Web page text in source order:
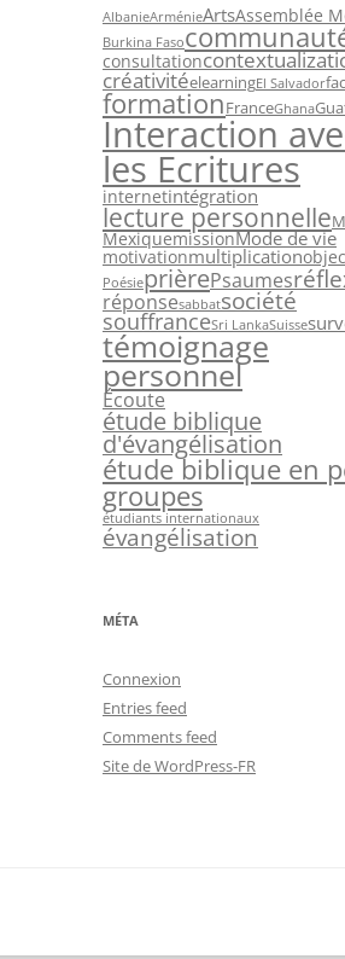
AlbanieArménieArtsAssemblée
Burkina Faso
consultation
créativitéelearningEl Salvador
formationFranceGhana
Interaction
les Ecritures
internetintégration
lecture personnelle
MexiquemissionMode de vie
motivationmultiplication
PoésieprièrePsaumes
réponsesabbatsociété
souffranceSri LankaSuisse
témoignage
personnel
Écoute
étude biblique
d'évangélisation
étude biblique en
groupes
étudiants internationaux
évangélisation
MÉTA
Connexion
Entries feed
Comments feed
Site de WordPress-FR